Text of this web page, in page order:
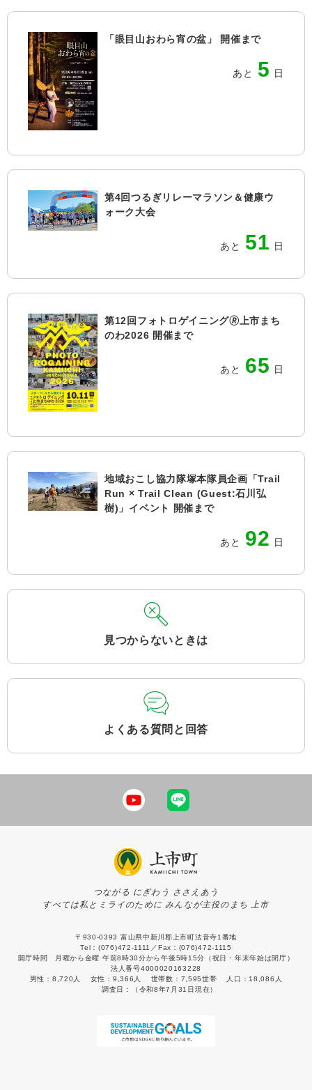
「眼目山おわら宵の盆」 開催まで
あと 5 日
第4回つるぎリレーマラソン＆健康ウ
ォーク大会
あと 51 日
第12回フォトロゲイニング🄬上市まち
のわ2026 開催まで
あと 65 日
地域おこし協力隊塚本隊員企画「Trail
Run × Trail Clean (Guest:石川弘
樹)」イベント 開催まで
あと 92 日
見つからないときは
よくある質問と回答
つながる にぎわう ささえあう
すべては私とミライのために みんなが主役のまち 上市
〒930-0393 富山県中新川郡上市町法音寺1番地
Tel：(076)472-1111／Fax：(076)472-1115
開庁時間 月曜から金曜 午前8時30分から午後5時15分（祝日・年末年始は閉庁）
法人番号4000020163228
男性： 8,720人 女性： 9,366人 世帯数： 7,595世帯 人口： 18,086人
調査日：
（令和8年7月31日現在）